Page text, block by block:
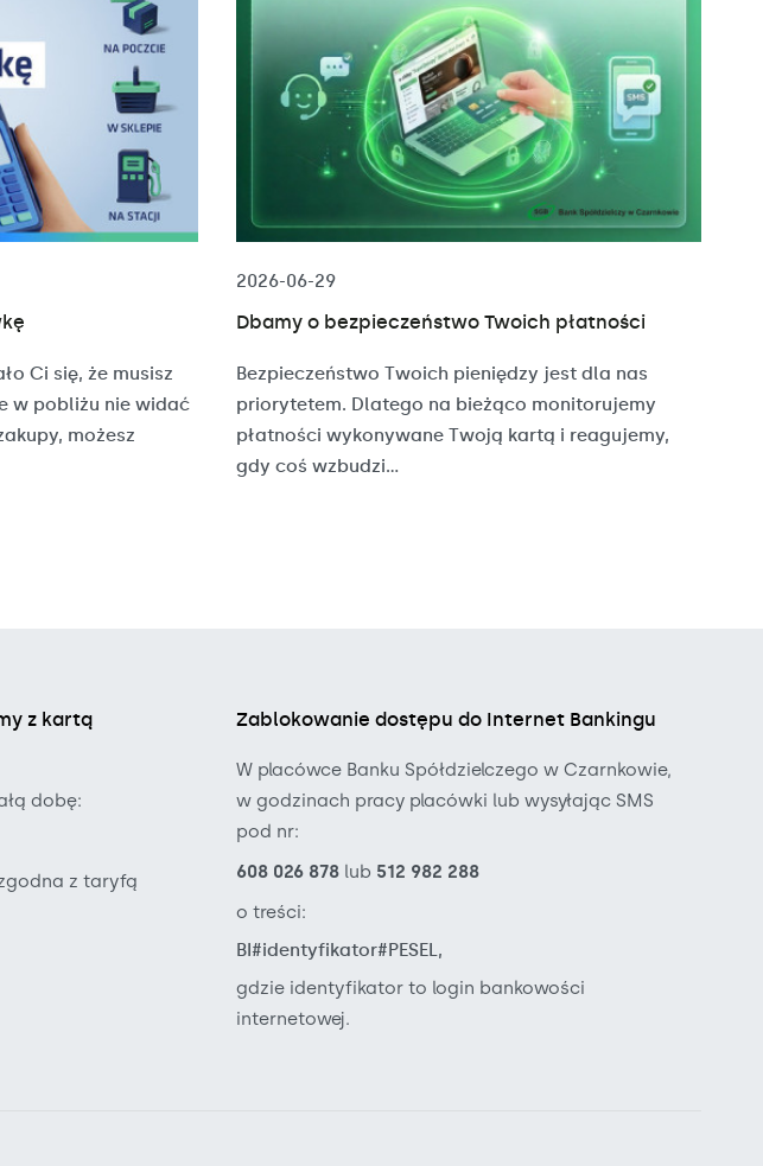
Ci się, że musisz
w pobliżu nie widać
możesz
2026-06-29
Dbamy o bezpieczeństwo Twoich płatności
Bezpieczeństwo Twoich pieniędzy jest dla nas
priorytetem. Dlatego na bieżąco monitorujemy
płatności wykonywane Twoją kartą i reagujemy,
gdy coś wzbudzi...
z kartą
dobę:
z taryfą
Zablokowanie dostępu do Internet Bankingu
W placówce Banku Spółdzielczego w Czarnkowie,
w godzinach pracy placówki lub wysyłając SMS
pod nr:
608 026 878 lub 512 982 288
o treści:
BI#identyfikator#PESEL,
gdzie identyfikator to login bankowości
internetowej.